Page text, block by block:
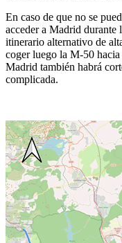
En caso de que no se
acceder a Madrid
itinerario alternativo de
coger luego la M-50
Madrid también habrá
complicada.